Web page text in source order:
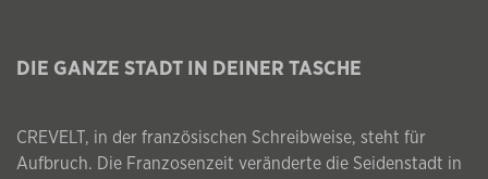
DIE GANZE STADT IN DEINER TASCHE
CREVELT, in der französischen Schreibweise, steht für
Aufbruch. Die Franzosenzeit veränderte die Seidenstadt in